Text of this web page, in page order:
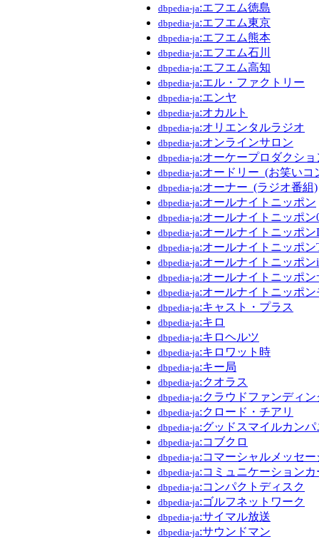
dbpedia-ja:エフエム徳島
dbpedia-ja:エフエム東京
dbpedia-ja:エフエム熊本
dbpedia-ja:エフエム石川
dbpedia-ja:エフエム高知
dbpedia-ja:エル・ファクトリー
dbpedia-ja:エンヤ
dbpedia-ja:オカルト
dbpedia-ja:オリエンタルラジオ
dbpedia-ja:オンラインサロン
dbpedia-ja:オーケープロダクショ
dbpedia-ja:オードリー_(お笑いコ
dbpedia-ja:オーナー_(ラジオ番組)
dbpedia-ja:オールナイトニッポン
dbpedia-ja:オールナイトニッポン
dbpedia-ja:オールナイトニッポ
dbpedia-ja:オールナイトニッポ
dbpedia-ja:オールナイトニッポンi
dbpedia-ja:オールナイトニッポ
dbpedia-ja:オールナイトニッポ
dbpedia-ja:キャスト・プラス
dbpedia-ja:キロ
dbpedia-ja:キロヘルツ
dbpedia-ja:キロワット時
dbpedia-ja:キー局
dbpedia-ja:クオラス
dbpedia-ja:クラウドファンディン
dbpedia-ja:クロード・チアリ
dbpedia-ja:グッドスマイルカンパ
dbpedia-ja:コブクロ
dbpedia-ja:コマーシャルメッセー
dbpedia-ja:コミュニケーション
dbpedia-ja:コンパクトディスク
dbpedia-ja:ゴルフネットワーク
dbpedia-ja:サイマル放送
dbpedia-ja:サウンドマン